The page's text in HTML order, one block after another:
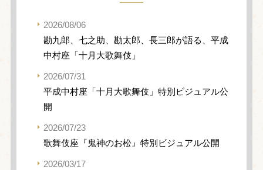
2026/08/06
勘九郎、七之助、勘太郎、長三郎が語る、平成
中村座「十月大歌舞伎」
2026/07/31
平成中村座「十月大歌舞伎」特別ビジュアル公
開
2026/07/23
歌舞伎座『鬼神のお松』特別ビジュアル公開
2026/03/17